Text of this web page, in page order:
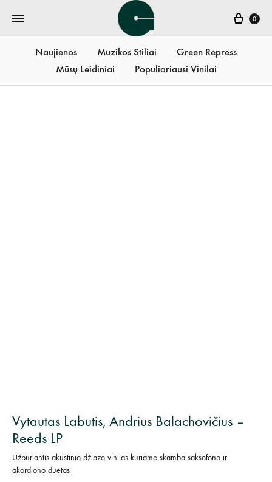
0
Naujienos Muzikos Stiliai
Green Repress
Mūsų Leidiniai
Populiariausi Vinilai
Vytautas Labutis, Andrius Balachovičius –
Reeds LP
Užburiantis akustinio džiazo vinilas kuriame skamba saksofono ir
akordiono duetas